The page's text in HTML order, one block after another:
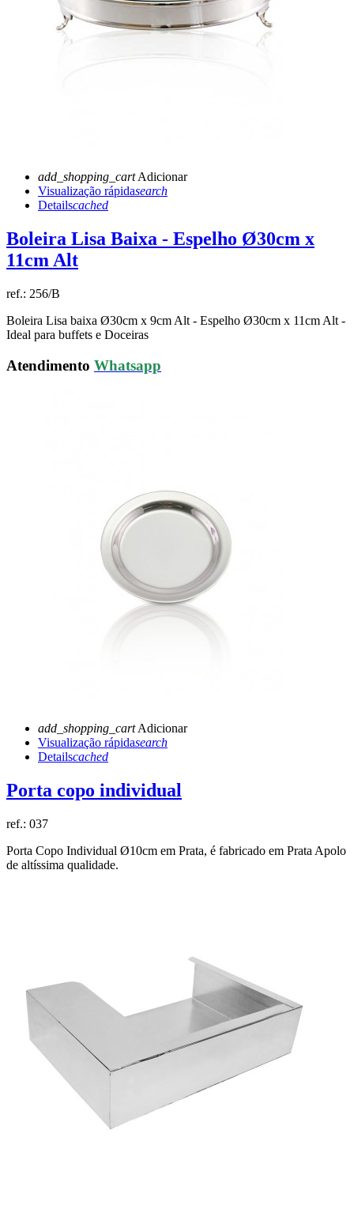
add_shopping_cartAdicionar
Visualização rápidasearch
Detailscached
Boleira Lisa Baixa - Espelho Ø30cm x
11cm Alt
ref.: 256/B
Boleira Lisa baixa Ø30cm x 9cm Alt - Espelho Ø30cm x 11cm Alt -
Ideal para buffets e Doceiras
Atendimento Whatsapp
add_shopping_cartAdicionar
Visualização rápidasearch
Detailscached
Porta copo individual
ref.: 037
Porta Copo Individual Ø10cm em Prata, é fabricado em Prata Apolo
de altíssima qualidade.